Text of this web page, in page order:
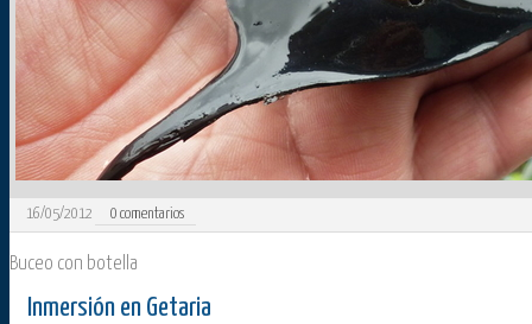
16/05/2012 0 comentarios
Buceo con botella
Inmersión en Getaria